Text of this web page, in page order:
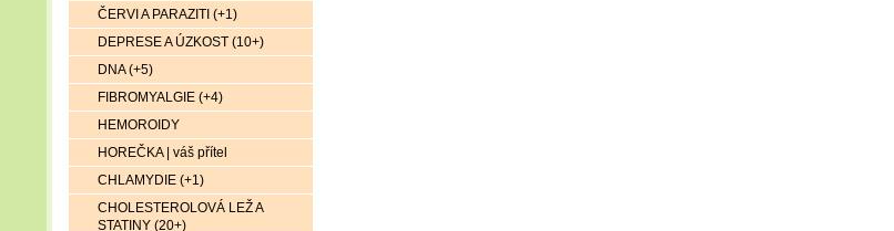
ČERVI A PARAZITI (+1)
DEPRESE A ÚZKOST (10+)
DNA (+5)
FIBROMYALGIE (+4)
HEMOROIDY
HOREČKA | váš přítel
CHLAMYDIE (+1)
CHOLESTEROLOVÁ LEŽ A
STATINY (20+)